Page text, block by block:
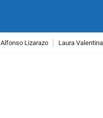
Alfonso Lizarazo Laura